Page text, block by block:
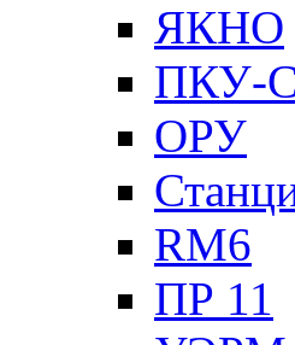
ЯКНО
ПКУ-С
ОРУ
RM6
ПР 11